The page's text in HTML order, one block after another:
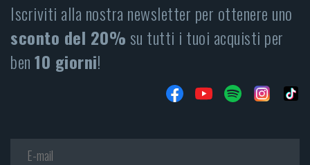
Iscriviti alla nostra newsletter per ottenere uno
sconto del 20%su tutti i tuoi acquisti per
ben10 giorni!